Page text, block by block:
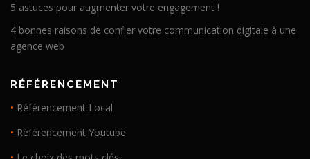
5 astuces pour augmenter votre engagement !
4 bonnes raisons de confier votre communication digitale à une
agence web
RÉFÉRENCEMENT
• Référencement Local
• Référencement Youtube